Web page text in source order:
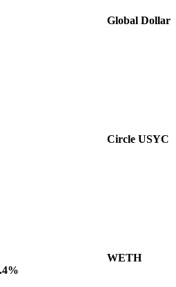
Global Dollar
Circle USYC
WETH